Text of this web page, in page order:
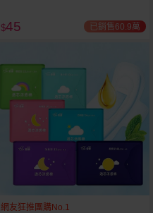
$45 已銷售60.9萬
網友狂推團購No.1